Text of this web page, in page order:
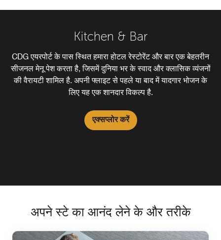
Kitchen & Bar
CDG एयरपोर्ट के पास स्थित हमारा होटल रेस्टोरेंट और बार एक बेहतरीन
सीजनल मेनू पेश करता है, जिसमें दुनिया भर के स्वाद और क्लासिक व्यंजनों
की वैरायटी शामिल है. अपनी फ्लाइट से पहले या बाद में यादगार भोजन के
लिए यह एक शानदार विकल्प है.
एक्सप्लोर करें
अपने स्टे का आनंद लेने के और तरीके